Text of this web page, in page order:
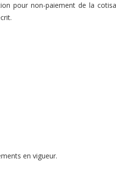
pour non-paiement de la
en vigueur.